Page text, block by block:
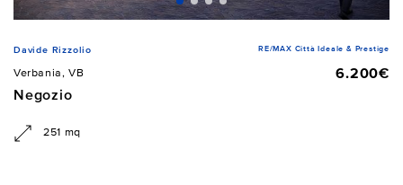
Davide Rizzolio RE/MAX Città Ideale & Prestige
Verbania, VB
6.200€
Negozio
251 mq